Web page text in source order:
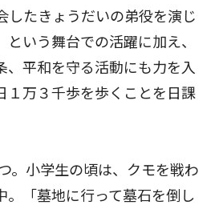
したきょうだいの弟役を演じ
いう舞台での活躍に加え、
、平和を守る活動にも力を入
１万３千歩を歩くことを日課
。小学生の頃は、クモを戦わ
。「墓地に行って墓石を倒し